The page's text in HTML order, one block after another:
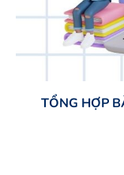
TỔNG HỢP